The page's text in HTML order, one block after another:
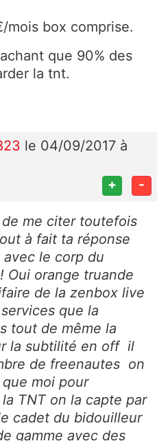
mois box comprise.
que 90% des
la tnt.
le 04/09/2017 à
+ -
me citer toutefois
à fait ta réponse
le corp du
Oui orange truande
de la zenbox live
que la
tout de même la
la subtilité en off il
de freenautes on
moi pour
TNT on la capte par
cadet du bidouilleur
gamme avec des